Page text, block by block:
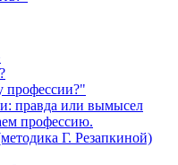
профессии?"
правда или вымысел
профессию.
Г. Резапкиной)